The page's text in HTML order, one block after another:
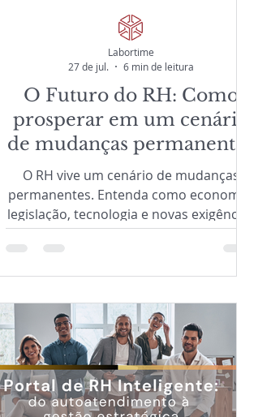
O Futuro do RH: Como
prosperar em um cenário
de mudanças permanentes
O RH vive um cenário de mudanças
permanentes. Entenda como economia,
legislação, tecnologia e novas exigências
regulatórias estão transformando a
estruturados, governança e modelos de
responder com agilidade aos desafios
do ambiente corporativo.
Labortime
27 de jul.
6 min de leitura